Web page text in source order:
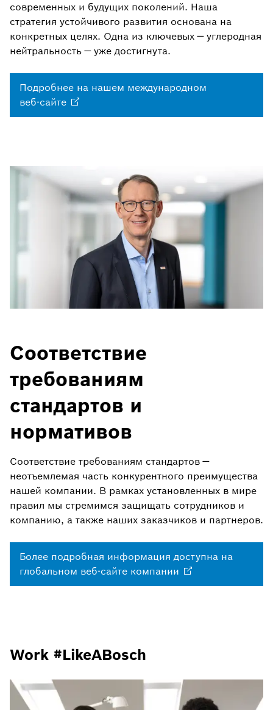
современных и будущих поколений. Наша
стратегия устойчивого развития основана на
конкретных целях. Одна из ключевых — углеродная
нейтральность — уже достигнута.
Подробнее на нашем международном
веб-сайте
Соответствие
требованиям
стандартов и
нормативов
Соответствие требованиям стандартов —
неотъемлемая часть конкурентного преимущества
нашей компании. В рамках установленных в мире
правил мы стремимся защищать сотрудников и
компанию, а также наших заказчиков и партнеров.
Более подробная информация доступна на
глобальном веб-сайте компании
Work #LikeABosch